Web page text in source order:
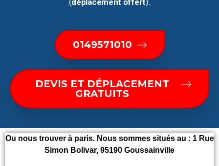
0149571010
DEVIS ET DÉPLACEMENT
GRATUITS
Ou nous trouver à paris. Nous sommes situés au : 1 Rue
Simon Bolivar, 95190 Goussainville